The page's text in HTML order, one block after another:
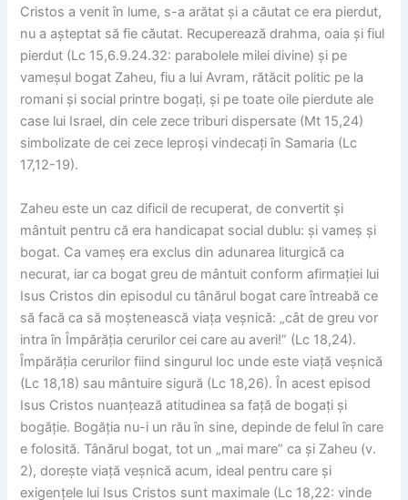
Cristos a venit în lume, s-a arătat și a căutat ce era pierdut,
nu a așteptat să fie căutat. Recuperează drahma, oaia și fiul
pierdut (Lc 15,6.9.24.32: parabolele milei divine) și pe
vameșul bogat Zaheu, fiu a lui Avram, rătăcit politic pe la
romani și social printre bogați, și pe toate oile pierdute ale
case lui Israel, din cele zece triburi dispersate (Mt 15,24)
simbolizate de cei zece leproși vindecați în Samaria (Lc
17,12-19).
Zaheu este un caz dificil de recuperat, de convertit și
mântuit pentru că era handicapat social dublu: și vameș și
bogat. Ca vameș era exclus din adunarea liturgică ca
necurat, iar ca bogat greu de mântuit conform afirmației lui
Isus Cristos din episodul cu tânărul bogat care întreabă ce
să facă ca să moștenească viața veșnică: „cât de greu vor
intra în Împărăția cerurilor cei care au averi!” (Lc 18,24).
Împărăția cerurilor fiind singurul loc unde este viață veșnică
(Lc 18,18) sau mântuire sigură (Lc 18,26). În acest episod
Isus Cristos nuanțează atitudinea sa față de bogați și
bogăție. Bogăția nu-i un rău în sine, depinde de felul în care
e folosită. Tânărul bogat, tot un „mai mare” ca și Zaheu (v.
2), dorește viață veșnică acum, ideal pentru care și
exigențele lui Isus Cristos sunt maximale (Lc 18,22: vinde